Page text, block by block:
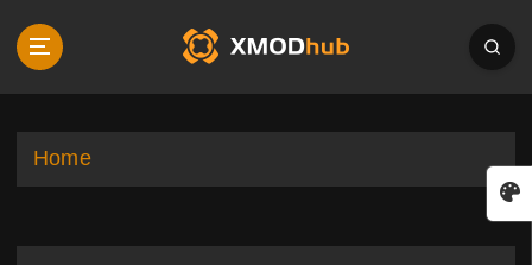
p
Home